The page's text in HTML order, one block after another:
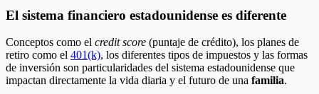
El sistema financiero estadounidense es diferente
Conceptos como el credit score (puntaje de crédito), los planes de
retiro como el 401(k), los diferentes tipos de impuestos y las formas
de inversión son particularidades del sistema estadounidense que
impactan directamente la vida diaria y el futuro de una familia.